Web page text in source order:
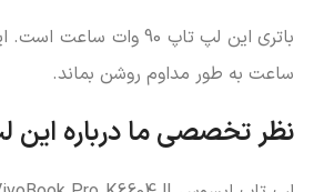
ساعت به طور مداوم روشن بماند.
نظر تخصصی ما درباره این